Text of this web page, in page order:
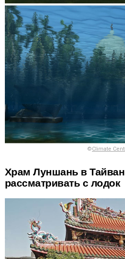
©Climate
Храм Луншань в
рассматривать с лодок